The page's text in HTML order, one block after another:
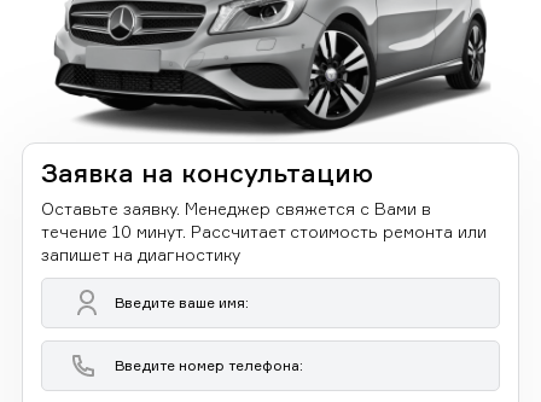
Заявка на консультацию
Оставьте заявку. Менеджер свяжется с Вами в
течение 10 минут. Рассчитает стоимость ремонта или
запишет на диагностику